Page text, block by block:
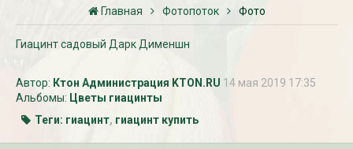
Главная Фотопоток Фото
Гиацинт садовый Дарк Дименшн
Автор: Ктон Администрация KTON.RU 14 мая 2019 17:35
Альбомы: Цветы гиацинты
Теги: гиацинт, гиацинт купить